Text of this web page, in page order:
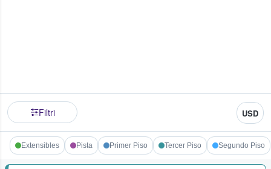
Filtri USD
Extensibles Pista Primer Piso Tercer Piso Segundo Piso